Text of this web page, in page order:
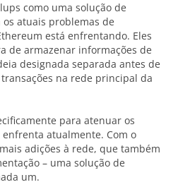
como uma solução de
atuais problemas de
está enfrentando. Eles
de armazenar informações de
designada separada antes de
na rede principal da
para atenuar os
atualmente. Com o
adições à rede, que também
– uma solução de
um.